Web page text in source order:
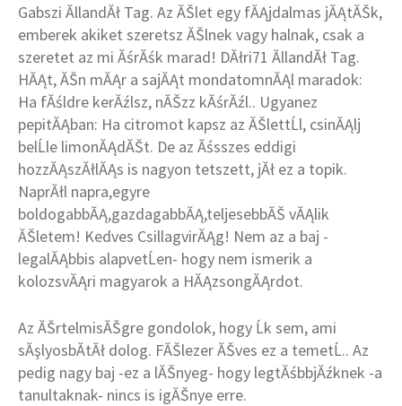
Gabszi ĂllandĂł Tag. Az ĂŠlet egy fĂĄjdalmas jĂĄtĂŠk,
emberek akiket szeretsz ĂŠlnek vagy halnak, csak a
szeretet az mi ĂśrĂśk marad! DĂłri71 ĂllandĂł Tag.
HĂĄt, ĂŠn mĂĄr a sajĂĄt mondatomnĂĄl maradok:
Ha fĂśldre kerĂźlsz, nĂŠzz kĂśrĂźl.. Ugyanez
pepitĂĄban: Ha citromot kapsz az ĂŠlettĹl, csinĂĄlj
belĹle limonĂĄdĂŠt. De az Ăśsszes eddigi
hozzĂĄszĂłlĂĄs is nagyon tetszett, jĂł ez a topik.
NaprĂłl napra,egyre
boldogabbĂĄ,gazdagabbĂĄ,teljesebbĂŠ vĂĄlik
ĂŠletem! Kedves CsillagvirĂĄg! Nem az a baj -
legalĂĄbbis alapvetĹen- hogy nem ismerik a
kolozsvĂĄri magyarok a HĂĄzsongĂĄrdot.
Az ĂŠrtelmisĂŠgre gondolok, hogy Ĺk sem, ami
sĂşlyosbĂ­tĂł dolog. FĂŠlezer ĂŠves ez a temetĹ.. Az
pedig nagy baj -ez a lĂŠnyeg- hogy legtĂśbbjĂźknek -a
tanultaknak- nincs is igĂŠnye erre.